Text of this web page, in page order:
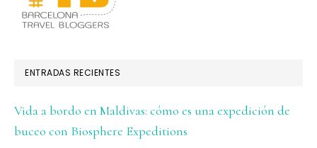
ENTRADAS RECIENTES
Vida a bordo en Maldivas: cómo es una expedición de
buceo con Biosphere Expeditions